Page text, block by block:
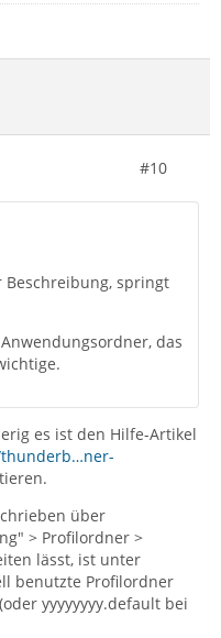
#10
springt
das
es ist den Hilfe-Artikel
über
> Profilordner >
lässt, ist unter
benutzte Profilordner
yyyyyyyy.default bei